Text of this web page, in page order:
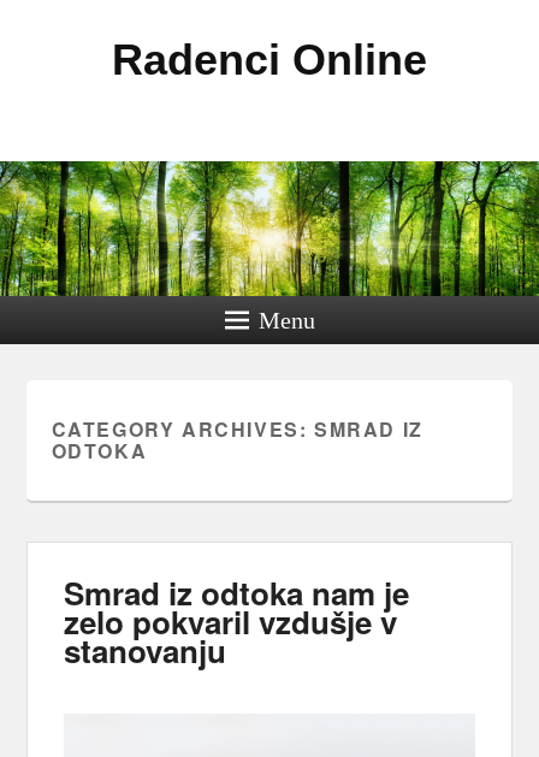
Radenci Online
Menu
CATEGORY ARCHIVES: SMRAD IZ
ODTOKA
Smrad iz odtoka nam je
zelo pokvaril vzdušje v
stanovanju